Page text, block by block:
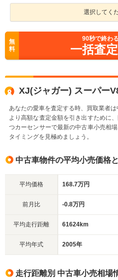
選択してく
無
料
90秒で終わ
一括査
XJ(ジャガー) スーパー
あなたの愛車を査定する時、買取業者は
より高額な査定金額を引き出すために
つカーセンサーで最新の中古車小売相
タイミングを見極めましょう。
中古車物件の平均小売価格
平均価格 168.7万円
前月比 -0.8万円
平均走行距離 61624km
平均年式 2005年
走行距離別 中古車小売相場